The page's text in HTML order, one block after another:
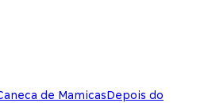
de MamicasDepois do